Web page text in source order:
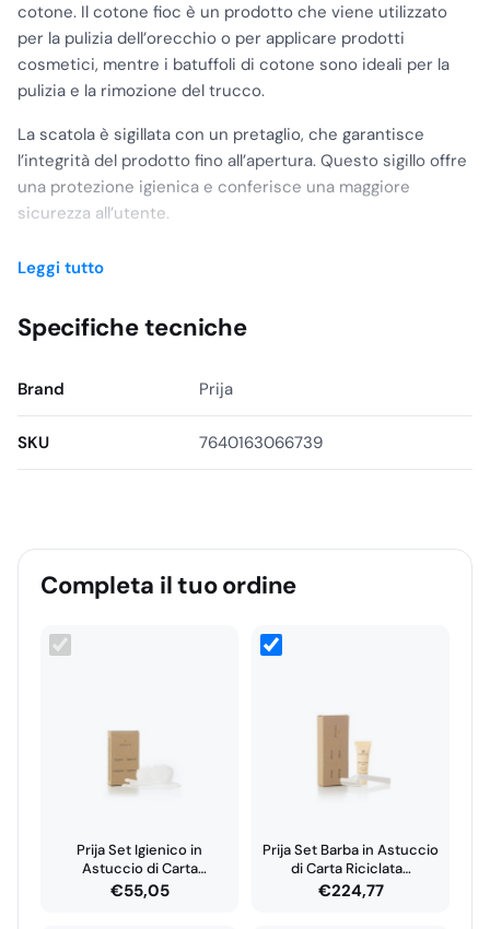
cotone. Il cotone fioc è un prodotto che viene utilizzato
per la pulizia dell’orecchio o per applicare prodotti
cosmetici, mentre i batuffoli di cotone sono ideali per la
pulizia e la rimozione del trucco.
La scatola è sigillata con un pretaglio, che garantisce
l’integrità del prodotto fino all’apertura. Questo sigillo offre
una protezione igienica e conferisce una maggiore
sicurezza all’utente.
Il set igienico è pensato per essere comodo da
trasportare e utilizzare, grazie alle dimensioni compatte
è una scelta eco-friendly, che contribuisce a ridurre
In sintesi, il Prija Set Igienico in Astuccio di Carta Riciclata
Sigillato con Pretaglio è un prodotto igienico e pratico, che
Leggi tutto
Specifiche tecniche
Brand Prija
SKU 7640163066739
Completa il tuo ordine
Prija Set Igienico in
Astuccio di Carta
Riciclata…
€55,05
Prija Set Barba in Astuccio
di Carta Riciclata…
€224,77